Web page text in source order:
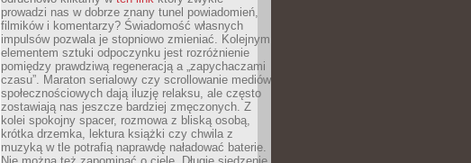
prowadzi nas w dobrze znany tunel powiadomień,
filmików i komentarzy? Świadomość własnych
impulsów pozwala je stopniowo zmieniać. Kolejnym
elementem sztuki odpoczynku jest rozróżnienie
pomiędzy prawdziwą regeneracją a „zapychaczami
czasu”. Maraton serialowy czy scrollowanie mediów
społecznościowych dają iluzję relaksu, ale często
zostawiają nas jeszcze bardziej zmęczonych. Z
kolei spokojny spacer, rozmowa z bliską osobą,
krótka drzemka, lektura książki czy chwila z
muzyką w tle potrafią naprawdę naładować baterie.